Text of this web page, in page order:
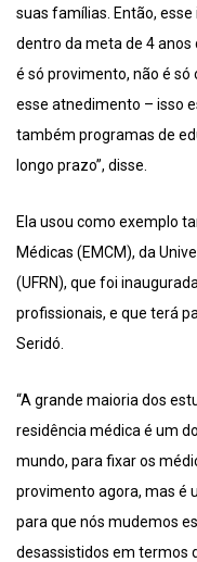
suas famílias. Então,
dentro da meta de 4 anos
é só provimento, não é só
esse atnedimento – isso
também programas de
longo prazo”, disse.
Ela usou como exemplo
Médicas (EMCM), da
(UFRN), que foi
profissionais, e que terá
Seridó.
“A grande maioria dos
residência médica é um
mundo, para fixar os
provimento agora, mas é
para que nós mudemos
desassistidos em termos